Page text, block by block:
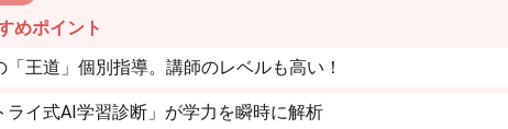
めポイント
王道」個別指導。講師のレベルも高い！
ライ式AI学習診断」が学力を瞬時に解析